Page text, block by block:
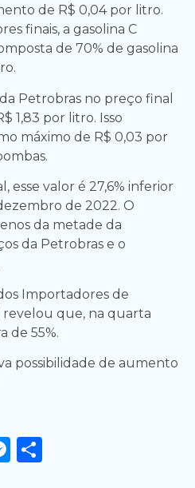
de R$ 0,04 por litro.
finais, a gasolina C
de 70% de gasolina
Petrobras no preço final
1,83 por litro. Isso
máximo de R$ 0,03 por
esse valor é 27,6% inferior
de 2022. O
da metade da
da Petrobras e o
Importadores de
revelou que, na quarta
de 55%.
possibilidade de aumento
Messenger